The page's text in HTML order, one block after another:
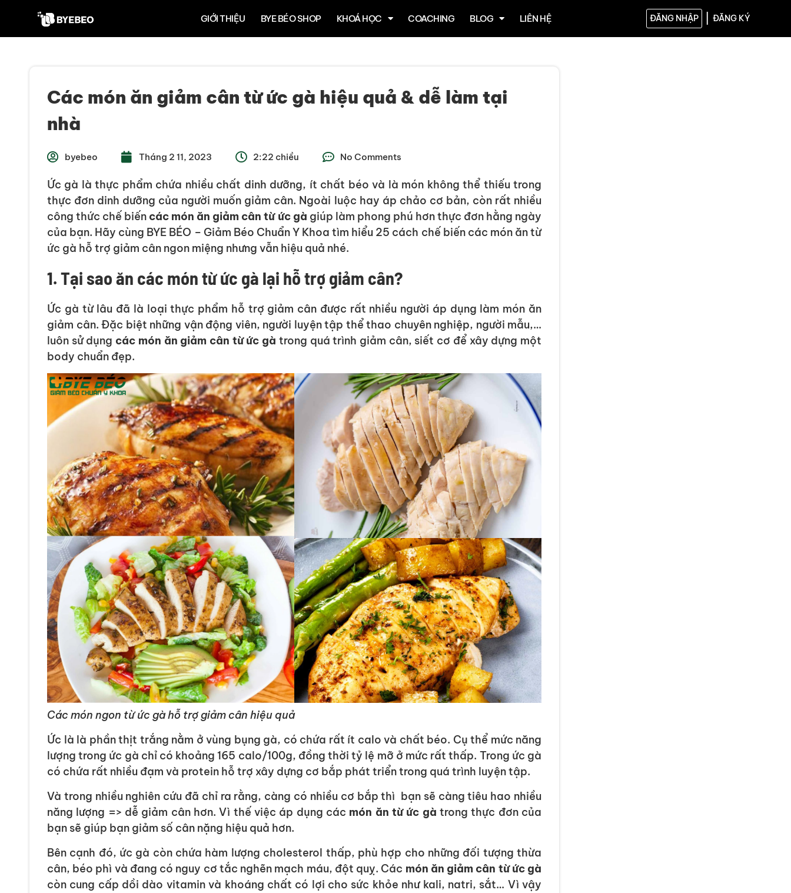
GIỚI THIỆU BYE BÉO SHOP KHOÁ HỌC COACHING BLOG LIÊN HỆ ĐĂNG NHẬP ĐĂNG KÝ
Các món ăn giảm cân từ ức gà hiệu quả & dễ làm tại
nhà
byebeo Tháng 2 11, 2023 2:22 chiều No Comments
Ức gà là thực phẩm chứa nhiều chất dinh dưỡng, ít chất béo và là món không thể thiếu trong
thực đơn dinh dưỡng của người muốn giảm cân. Ngoài luộc hay áp chảo cơ bản, còn rất nhiều
công thức chế biến các món ăn giảm cân từ ức gà giúp làm phong phú hơn thực đơn hằng ngày
của bạn. Hãy cùng BYE BÉO – Giảm Béo Chuẩn Y Khoa tìm hiểu 25 cách chế biến các món ăn từ
ức gà hỗ trợ giảm cân ngon miệng nhưng vẫn hiệu quả nhé.
1. Tại sao ăn các món từ ức gà lại hỗ trợ giảm cân?
Ức gà từ lâu đã là loại thực phẩm hỗ trợ giảm cân được rất nhiều người áp dụng làm món ăn
giảm cân. Đặc biệt những vận động viên, người luyện tập thể thao chuyên nghiệp, người mẫu,…
luôn sử dụng các món ăn giảm cân từ ức gà trong quá trình giảm cân, siết cơ để xây dựng một
body chuẩn đẹp.
Các món ngon từ ức gà hỗ trợ giảm cân hiệu quả
Ức là là phần thịt trắng nằm ở vùng bụng gà, có chứa rất ít calo và chất béo. Cụ thể mức năng
lượng trong ức gà chỉ có khoảng 165 calo/100g, đồng thời tỷ lệ mỡ ở mức rất thấp. Trong ức gà
có chứa rất nhiều đạm và protein hỗ trợ xây dựng cơ bắp phát triển trong quá trình luyện tập.
Và trong nhiều nghiên cứu đã chỉ ra rằng, càng có nhiều cơ bắp thì bạn sẽ càng tiêu hao nhiều
năng lượng => dễ giảm cân hơn. Vì thế việc áp dụng các món ăn từ ức gà trong thực đơn của
bạn sẽ giúp bạn giảm số cân nặng hiệu quả hơn.
Bên cạnh đó, ức gà còn chứa hàm lượng cholesterol thấp, phù hợp cho những đối tượng thừa
cân, béo phì và đang có nguy cơ tắc nghẽn mạch máu, đột quỵ. Các món ăn giảm cân từ ức gà
còn cung cấp dồi dào vitamin và khoáng chất có lợi cho sức khỏe như kali, natri, sắt… Vì vậy